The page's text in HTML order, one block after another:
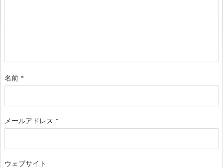
名前 *
メールアドレス *
ウェブサイト